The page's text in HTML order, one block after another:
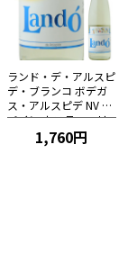
ランド・デ・アルスピ
デ・ブランコ ボデガ
ス・アルスピデ NV ス
ペイン カスティーリ
ャ・ラ・マンチャ 白
ワイン（低アルコール
1,760円